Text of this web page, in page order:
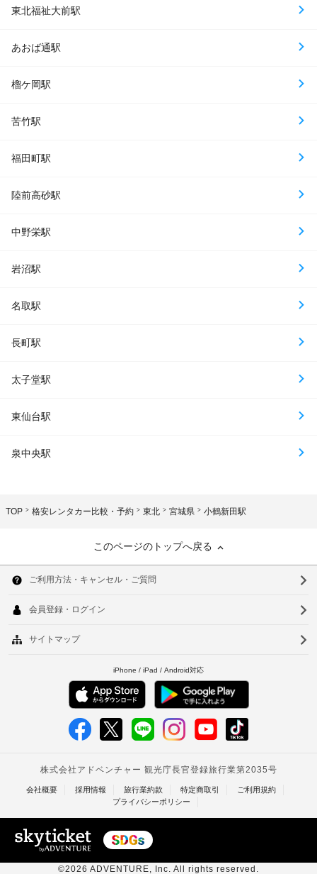
東北福祉大前駅
あおば通駅
榴ケ岡駅
苦竹駅
福田町駅
陸前高砂駅
中野栄駅
岩沼駅
名取駅
長町駅
太子堂駅
東仙台駅
泉中央駅
TOP 格安レンタカー比較・予約 東北 宮城県 小鶴新田駅
このページのトップへ戻る